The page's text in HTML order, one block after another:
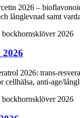
2026 –
långlevnad samt
2026
2026:
anti‑age/